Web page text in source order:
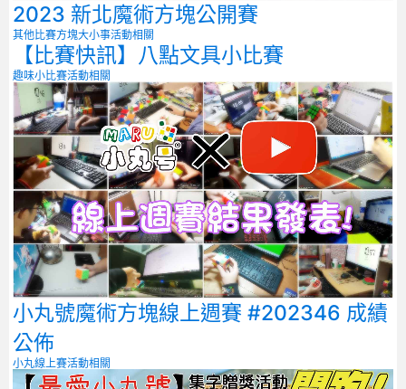
2023 新北魔術方塊公開賽
其他比賽方塊大小事活動相關
【比賽快訊】八點文具小比賽
趣味小比賽活動相關
小丸號魔術方塊線上週賽 #202346 成績
公佈
小丸線上賽活動相關